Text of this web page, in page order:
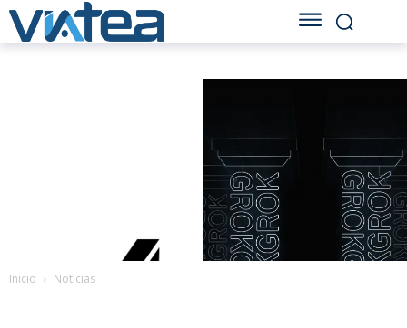
Inicio Noticias